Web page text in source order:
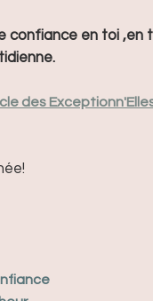
confiance en toi
des